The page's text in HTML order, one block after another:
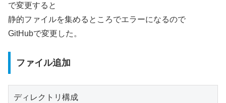
で変更すると
静的ファイルを集めるところでエラーになるので
GitHubで変更した。
ファイル追加
ディレクトリ構成